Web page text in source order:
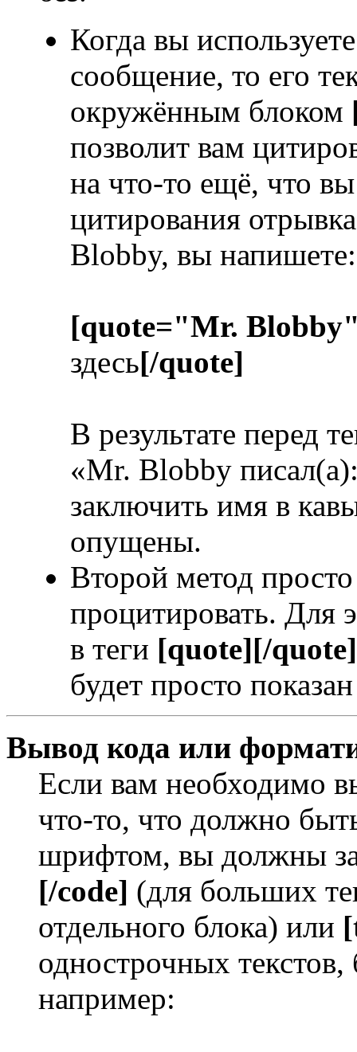
Когда вы
сообщение, то его
окружённым блоком
позволит вам
на что-то ещё, что
цитирования
Blobby, вы напишете:
[quote="Mr.
здесь[/quote]
В результате перед
«Mr. Blobby
заключить имя в
опущены.
Второй метод
процитировать. Для
в теги [quote][/quote]
будет просто
Вывод кода или
Если вам необходимо
что-то, что должно
шрифтом, вы должны
[/code] (для больших
отдельного блока) или
однострочных текстов,
например: